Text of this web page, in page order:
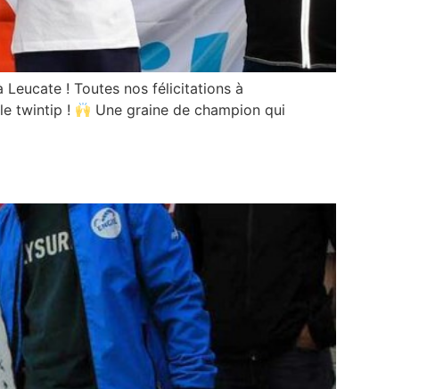
Leucate ! Toutes nos félicitations à
twintip !
Une graine de champion qui